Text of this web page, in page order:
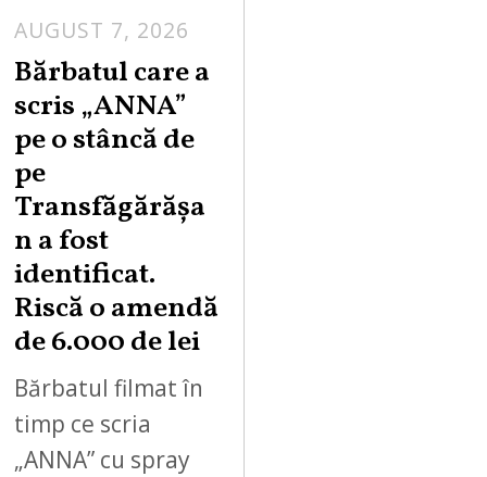
AUGUST 7, 2026
Bărbatul care a
scris „ANNA”
pe o stâncă de
pe
Transfăgărășa
n a fost
identificat.
Riscă o amendă
de 6.000 de lei
Bărbatul filmat în
timp ce scria
„ANNA” cu spray